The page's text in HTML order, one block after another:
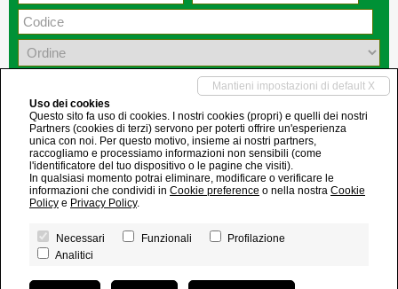
CERCA
Affitti
Siamo spiacenti, attualmente non abbiamo soluzioni da proporre con le
caratteristiche ricercate
Studio Green Immobiliare | P.IVA 03417540964
Privacy Policy|Revoca consensi| Powered byMiogest.com
Mantieni impostazioni di default X
Uso dei cookies
Questo sito fa uso di cookies. I nostri cookies (propri) e quelli dei nostri
Partners (cookies di terzi) servono per poterti offrire un'esperienza
unica con noi. Per questo motivo, insieme ai nostri partners,
raccogliamo e processiamo informazioni non sensibili (come
l'identificatore del tuo dispositivo o le pagine che visiti).
In qualsiasi momento potrai eliminare, modificare o verificare le
informazioni che condividi in Cookie preference o nella nostra Cookie
Policy e Privacy Policy.
Necessari Funzionali
Profilazione
Analitici